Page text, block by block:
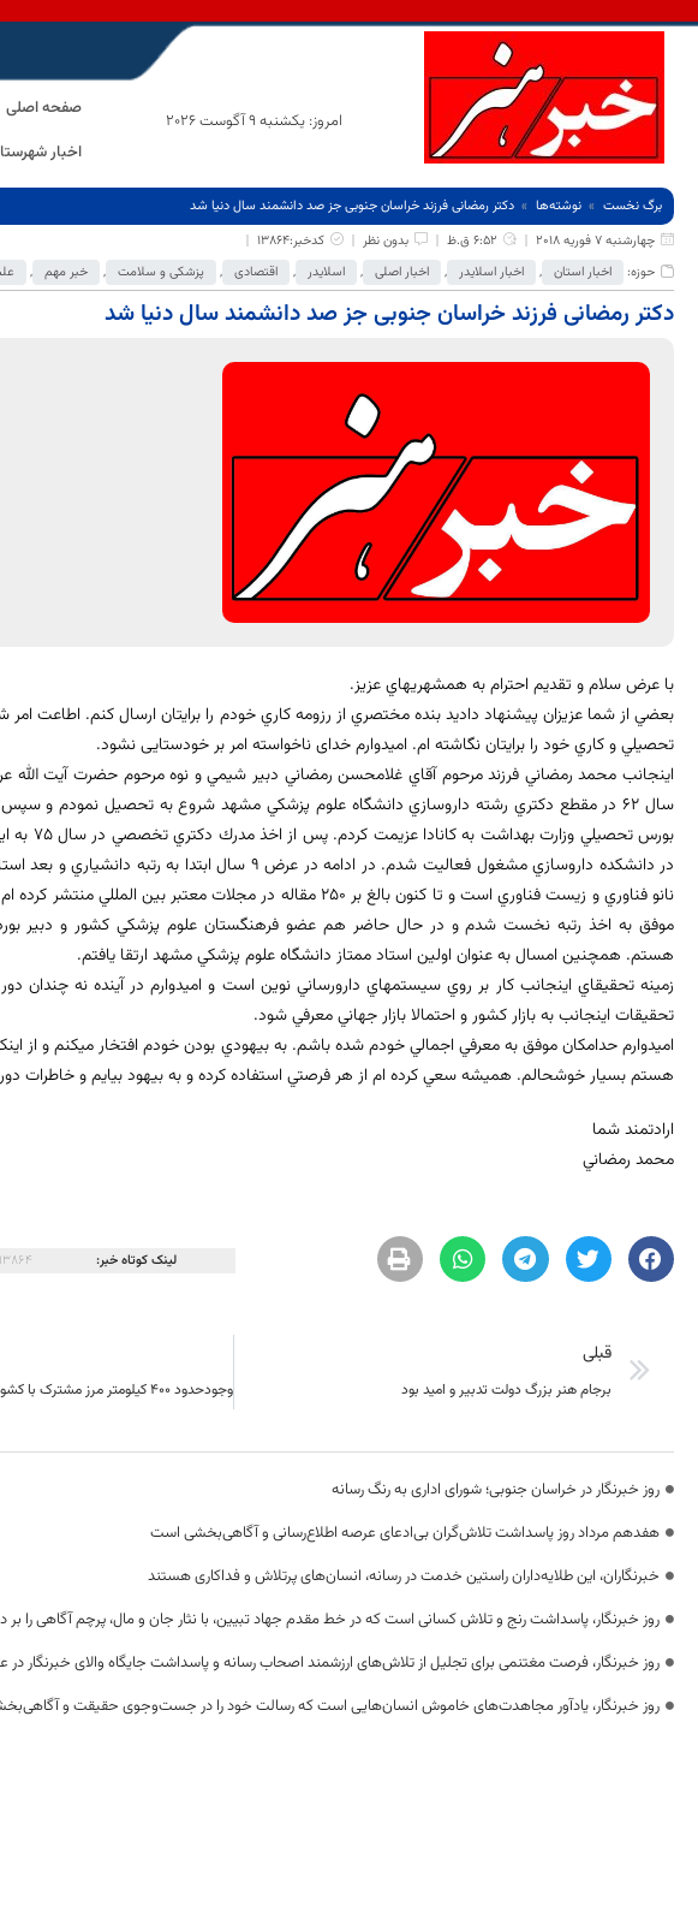
امروز: یکشنبه 9 آگوست 2026
صفحه اصلی
اخبار
برگ نخست نوشته‌ها
دکتر رمضانی فرزند خراسان جنوبی جز صد دانشمند سال دنیا شد
چهارشنبه 7 فوریه 2018
6:52 ق.ظ بدون نظر
کدخبر:13864
حوزه:
اخبار استان , اخبار اسلایدر , اخبار اصلی , اسلایدر , اقتصادی , پزشکی و سلامت , خبر مهم ,
دکتر رمضانی فرزند خراسان جنوبی جز صد دانشمند سال دنیا شد
با عرض سلام و تقديم احترام به همشهريهاي عزيز.
بعضي از شما عزيزان پيشنهاد داديد بنده مختصري از رزومه كاري خودم را برايتان ارسال كنم. اطاعت
تحصيلي و كاري خود را برايتان نگاشته ام. امیدوارم خدای ناخواسته امر بر خودستایی نشود.
اينجانب محمد رمضاني فرزند مرحوم آقاي غلامحسن رمضاني دبير شيمي و نوه مرحوم حضرت آيت الله
بورس
در دانشكده داروسازي مشغول فعاليت شدم. در ادامه در عرض ٩ سال
موفق به اخذ رتبه نخست شدم و در حال حاضر هم عضو فرهنگستان علوم پزشكي كشور و دبير
هستم. همچنين امسال به عنوان اولين استاد ممتاز دانشگاه علوم پزشكي مشهد ارتقا يافتم.
زمينه تحقيقاي اينجانب كار بر روي سيستمهاي دارورساني نوين است و اميدوارم در آينده نه
تحقيقات اینجانب به بازار كشور و احتمالا بازار جهاني معرفي شود.
اميدوارم حدامكان موفق به معرفي اجمالي خودم شده باشم. به بيهودي بودن خودم افتخار ميكنم و از
هستم بسيار خوشحالم. هميشه سعي كرده ام از هر فرصتي استفاده کرده و به بيهود بيايم و خاطرات
ارادتمند شما
محمد رمضاني
لینک کوتاه خبر:
قبلی
برجام هنر بزرگ دولت تدبیر و امید بود
روز خبرنگار در خراسان جنوبی؛ شورای اداری به رنگ رسانه
هفدهم مرداد روز پاسداشت تلاش‌گران بی‌ادعای عرصه اطلاع‌رسانی و آگاهی‌بخشی است
خبرنگاران، این طلایه‌داران راستین خدمت در رسانه، انسان‌های پرتلاش و فداکاری هستند
روز خبرنگار، پاسداشت رنج و تلاش کسانی است که در خط مقدم جهاد تبیین، با نثار جان و مال، پرچم آگاهی را
روز خبرنگار، فرصت مغتنمی برای تجلیل از تلاش‌های ارزشمند اصحاب رسانه و پاسداشت جایگاه والای خبرنگار
روز خبرنگار، یادآور مجاهدت‌های خاموش انسان‌هایی است که رسالت خود را در جست‌وجوی حقیقت و